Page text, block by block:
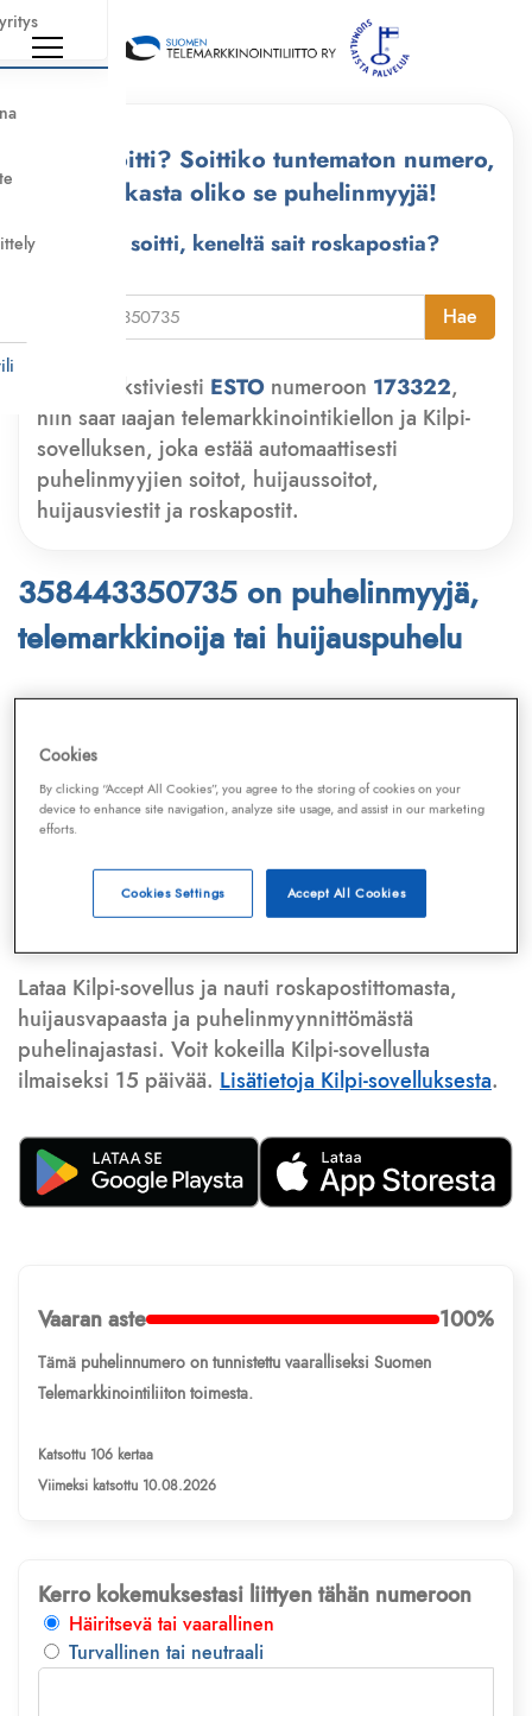
Kuka soitti? Soittiko tuntematon numero,
tarkasta oliko se puhelinmyyjä!
Kuka soitti, keneltä sait roskapostia?
Hae
Lähetä tekstiviesti ESTO numeroon 173322,
niin saat laajan telemarkkinointikiellon ja Kilpi-
sovelluksen, joka estää automaattisesti
puhelinmyyjien soitot, huijaussoitot,
huijausviestit ja roskapostit.
358443350735 on puhelinmyyjä,
telemarkkinoija tai huijauspuhelu
Telemarkkinointiliiton ja
puhelinmyyjienjatelemarkkinoijien numeroita.
Lisäksi tunnistamme automaattisesti, jos kyseessä on
puhelinhuijarin numero, sähköpostiosoitetai
huijausviesti. Tietokantaamme päivitetään jatkuvasti,
mikä varmistaa ajantasaisen suojan.
Lataa Kilpi-sovellus ja nauti roskapostittomasta,
huijausvapaasta ja puhelinmyynnittömästä
puhelinajastasi. Voit kokeilla Kilpi-sovellusta
ilmaiseksi 15 päivää. Lisätietoja Kilpi-sovelluksesta.
Vaaran aste 100%
Tämä puhelinnumero on tunnistettu vaaralliseksi Suomen
Telemarkkinointiliiton toimesta.
Katsottu 106 kertaa
Viimeksi katsottu 10.08.2026
Kerro kokemuksestasi liittyen tähän numeroon
Häiritsevä tai vaarallinen
Turvallinen tai neutraali
Cookies
By clicking “Accept All Cookies”, you agree to the storing of cookies on your
device to enhance site navigation, analyze site usage, and assist in our marketing
efforts.
Accept All Cookies
Cookies Settings